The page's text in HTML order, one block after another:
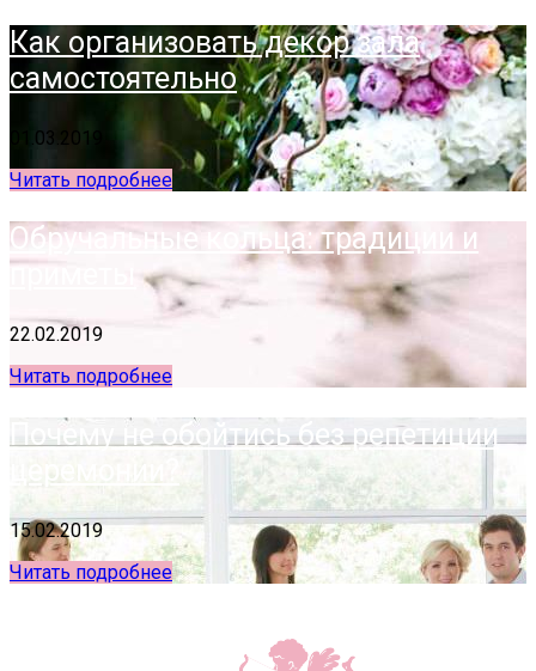
Как организовать декор зала
самостоятельно
01.03.2019
Читать подробнее
Обручальные кольца: традиции и
приметы
22.02.2019
Читать подробнее
Почему не обойтись без репетиции
церемонии?
15.02.2019
Читать подробнее